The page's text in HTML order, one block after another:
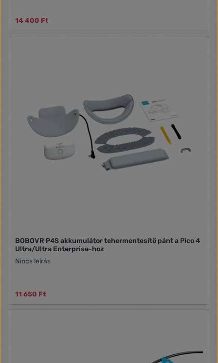
14 400 Ft
BOBOVR P4S akkumulátor tehermentesítő pánt a Pico 4
Ultra/Ultra Enterprise-hoz
Nincs leírás
11 650 Ft